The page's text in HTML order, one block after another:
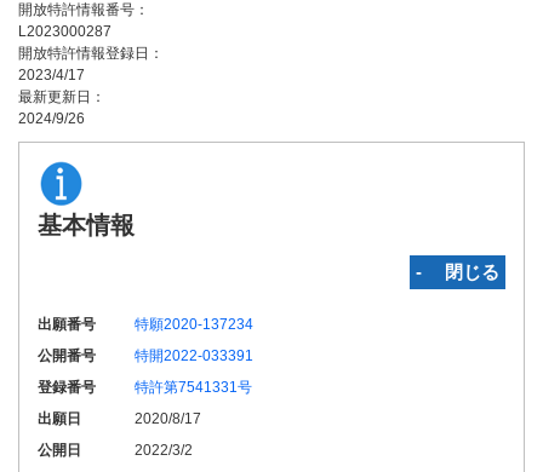
開放特許情報番号：
L2023000287
開放特許情報登録日：
2023/4/17
最新更新日：
2024/9/26
基本情報
‐ 閉じる
出願番号
特願2020-137234
公開番号
特開2022-033391
登録番号
特許第7541331号
出願日
2020/8/17
公開日
2022/3/2